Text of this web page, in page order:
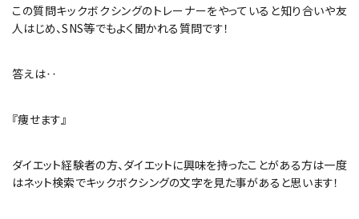
この質問キックボクシングのトレーナーをやっていると知り合いや友
人はじめ、SNS等でもよく聞かれる質問です！
答えは‥
『痩せます』
ダイエット経験者の方、ダイエットに興味を持ったことがある方は一度
はネット検索でキックボクシングの文字を見た事があると思います！